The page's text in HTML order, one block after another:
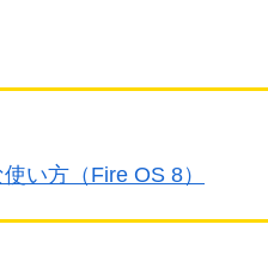
い方（Fire OS 8）